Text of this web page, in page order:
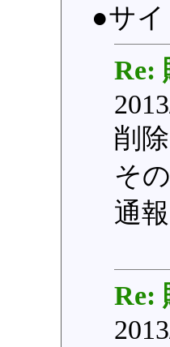
●サ
Re:
削
そ
通
Re: